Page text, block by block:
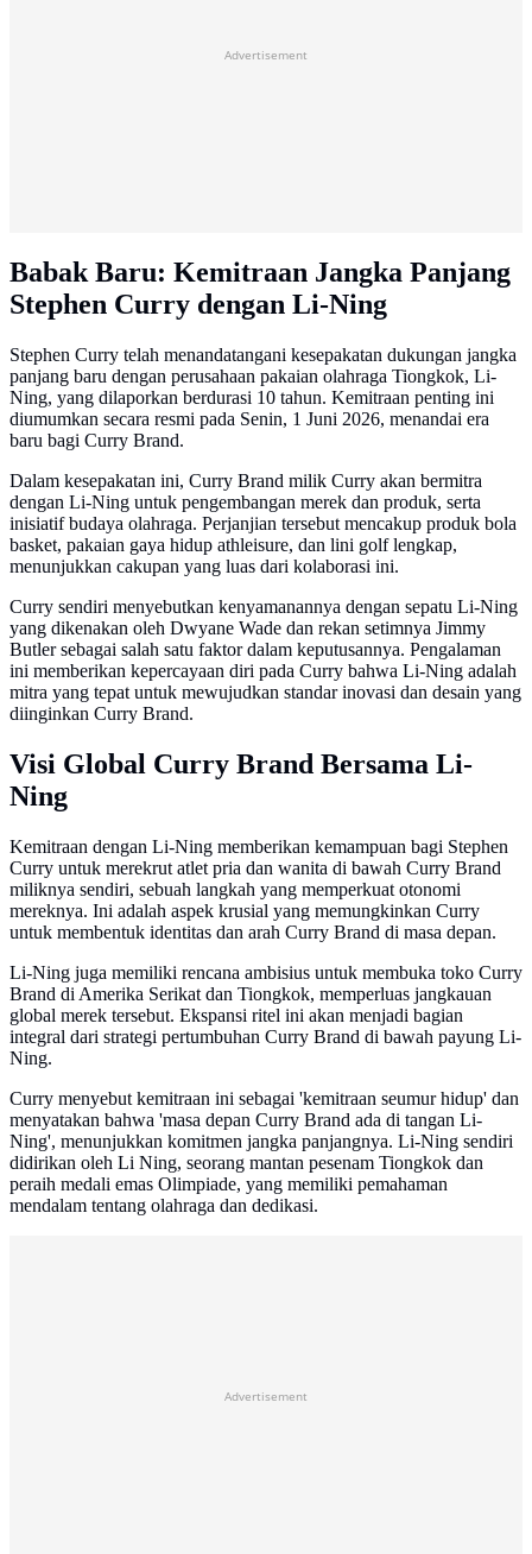
Advertisement
Babak Baru: Kemitraan Jangka Panjang
Stephen Curry dengan Li-Ning
Stephen Curry telah menandatangani kesepakatan dukungan jangka
panjang baru dengan perusahaan pakaian olahraga Tiongkok, Li-
Ning, yang dilaporkan berdurasi 10 tahun. Kemitraan penting ini
diumumkan secara resmi pada Senin, 1 Juni 2026, menandai era
baru bagi Curry Brand.
Dalam kesepakatan ini, Curry Brand milik Curry akan bermitra
dengan Li-Ning untuk pengembangan merek dan produk, serta
inisiatif budaya olahraga. Perjanjian tersebut mencakup produk bola
basket, pakaian gaya hidup athleisure, dan lini golf lengkap,
menunjukkan cakupan yang luas dari kolaborasi ini.
Curry sendiri menyebutkan kenyamanannya dengan sepatu Li-Ning
yang dikenakan oleh Dwyane Wade dan rekan setimnya Jimmy
Butler sebagai salah satu faktor dalam keputusannya. Pengalaman
ini memberikan kepercayaan diri pada Curry bahwa Li-Ning adalah
mitra yang tepat untuk mewujudkan standar inovasi dan desain yang
diinginkan Curry Brand.
Visi Global Curry Brand Bersama Li-
Ning
Kemitraan dengan Li-Ning memberikan kemampuan bagi Stephen
Curry untuk merekrut atlet pria dan wanita di bawah Curry Brand
miliknya sendiri, sebuah langkah yang memperkuat otonomi
mereknya. Ini adalah aspek krusial yang memungkinkan Curry
untuk membentuk identitas dan arah Curry Brand di masa depan.
Li-Ning juga memiliki rencana ambisius untuk membuka toko Curry
Brand di Amerika Serikat dan Tiongkok, memperluas jangkauan
global merek tersebut. Ekspansi ritel ini akan menjadi bagian
integral dari strategi pertumbuhan Curry Brand di bawah payung Li-
Ning.
Curry menyebut kemitraan ini sebagai 'kemitraan seumur hidup' dan
menyatakan bahwa 'masa depan Curry Brand ada di tangan Li-
Ning', menunjukkan komitmen jangka panjangnya. Li-Ning sendiri
didirikan oleh Li Ning, seorang mantan pesenam Tiongkok dan
peraih medali emas Olimpiade, yang memiliki pemahaman
mendalam tentang olahraga dan dedikasi.
Advertisement